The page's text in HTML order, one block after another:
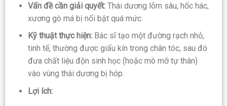
Vấn đề cần giải quyết:Thái dương lõm sâu, hốc hác,
xương gò má bị nổi bật quá mức.
Kỹ thuật thực hiện:Bác sĩ tạo một đường rạch nhỏ,
tinh tế, thường được giấu kín trong chân tóc, sau đó
đưa chất liệu độn sinh học (hoặc mô mỡ tự thân)
vào vùng thái dương bị hóp.
Lợi ích: